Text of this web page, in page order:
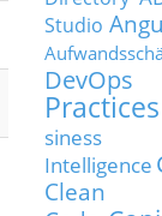
Studio
DevOps
Practices
siness
Intelligence
Clean